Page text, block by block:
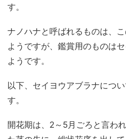
す。
ナノハナと呼ばれるものは、
ようですが、鑑賞用のものは
ようです。
以下、セイヨウアブラナにつ
す。
開花期は、2～5月ごろと言わ